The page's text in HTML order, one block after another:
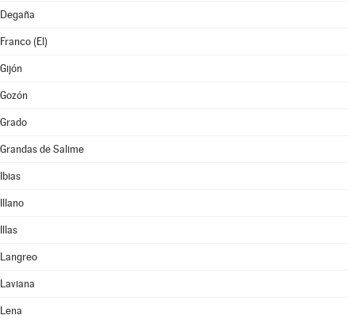
Degaña
Franco (El)
Gijón
Gozón
Grado
Grandas de Salime
Ibias
Illano
Illas
Langreo
Laviana
Lena